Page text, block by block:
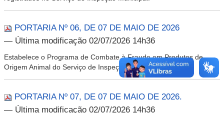
PORTARIA Nº 06, DE 07 DE MAIO DE 2026
— Última modificação 02/07/2026 14h36
Estabelece o Programa de Combate à Fraude em Produtos de
Origem Animal do Serviço de Inspeção Municipal.
PORTARIA Nº 07, DE 07 DE MAIO DE 2026.
— Última modificação 02/07/2026 14h36